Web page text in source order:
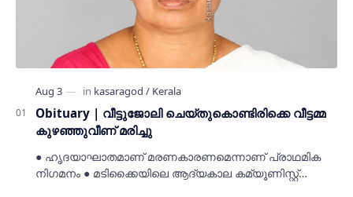
Obituary | വീട്ടുജോലി ചെയ്തുകൊണ്ടിരിക്കെ വീട്ടമ്മ
കുഴഞ്ഞുവീണ് മരിച്ചു
● ഹൃദയാഘാതമാണ് മരണകാരണമെന്നാണ് പ്രാഥമിക
നിഗമനം ● മടിക്കൈയിലെ ആദ്യകാല കമ്യൂണിസ്റ്റ്